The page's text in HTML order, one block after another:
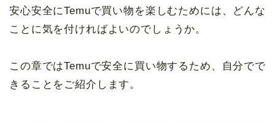
安心安全にTemuで買い物を楽しむためには、どんな
ことに気を付ければよいのでしょうか。
この章ではTemuで安全に買い物するため、自分でで
きることをご紹介します。